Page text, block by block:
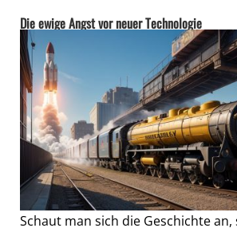
Die ewige Angst vor neuer Technologie
Schaut man sich die Geschichte